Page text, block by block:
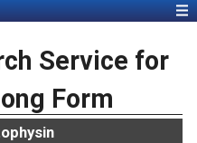
Service for
Form